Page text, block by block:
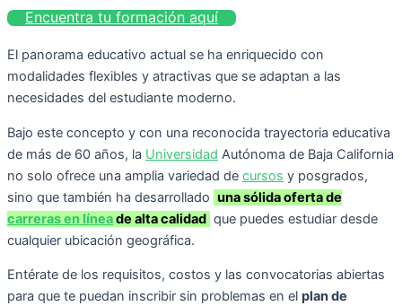
Encuentra tu formación aquí
El panorama educativo actual se ha enriquecido con
modalidades flexibles y atractivas que se adaptan a las
necesidades del estudiante moderno.
Bajo este concepto y con una reconocida trayectoria educativa
de más de 60 años, la Universidad Autónoma de Baja California
no solo ofrece una amplia variedad de cursos y posgrados,
sino que también ha desarrollado una sólida oferta de
carreras en líneade alta calidad que puedes estudiar desde
cualquier ubicación geográfica.
Entérate de los requisitos, costos y las convocatorias abiertas
para que te puedan inscribir sin problemas en el plan de